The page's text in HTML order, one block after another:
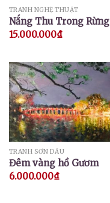
TRANH NGHỆ THUẬT
Nắng Thu Trong Rừng
15.000.000₫
TRANH SƠN DẦU
Đêm vàng hồ Gươm
6.000.000₫